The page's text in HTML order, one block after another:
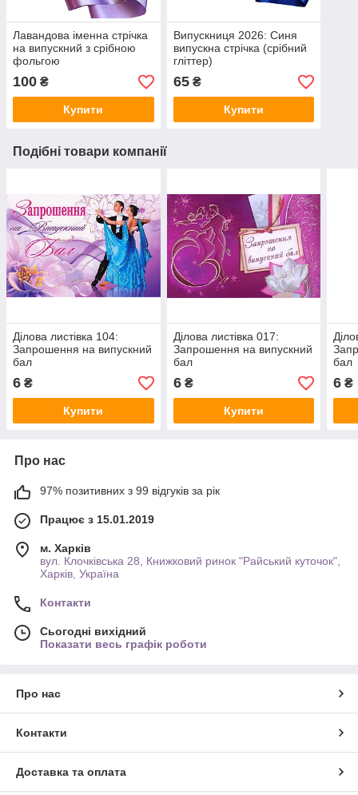
Лавандова іменна стрічка
на випускний з срібною
фольгою
100 ₴
Купити
Випускниця 2026: Синя
випускна стрічка (срібний
гліттер)
65₴
Купити
Подібні товари компанії
Ділова листівка 104:
Запрошення на випускний
бал
6 ₴
Купити
Ділова листівка 017:
Запрошення на випускний
бал
6₴
Купити
бал
6 ₴
Про нас
97% позитивних з 99 відгуків за рік
Працює з 15.01.2019
м. Харків
вул. Клочківська 28, Книжковий ринок "Райський куточок",
Харків, Україна
Контакти
Сьогодні вихідний
Показати весь графік роботи
Про нас
Контакти
Доставка та оплата